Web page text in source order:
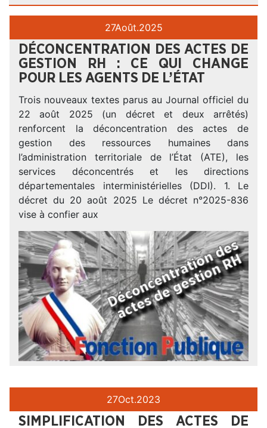
27Août.2025
DÉCONCENTRATION DES ACTES DE
GESTION RH : CE QUI CHANGE
POUR LES AGENTS DE L’ÉTAT
Trois nouveaux textes parus au Journal officiel du
22 août 2025 (un décret et deux arrêtés)
renforcent la déconcentration des actes de
gestion des ressources humaines dans
l’administration territoriale de l’État (ATE), les
services déconcentrés et les directions
départementales interministérielles (DDI). 1. Le
décret du 20 août 2025 Le décret n°2025-836
vise à confier aux
27Oct.2023
SIMPLIFICATION DES ACTES DE